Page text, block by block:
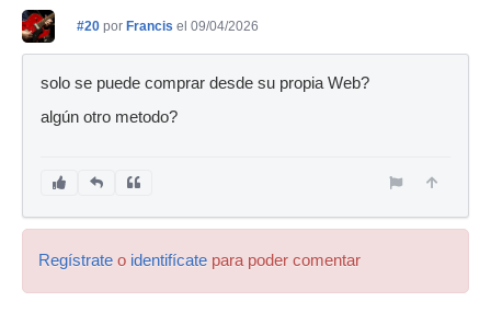
#20 por Francis el 09/04/2026
solo se puede comprar desde su propia Web?
algún otro metodo?
Regístrate o identifícate para poder comentar